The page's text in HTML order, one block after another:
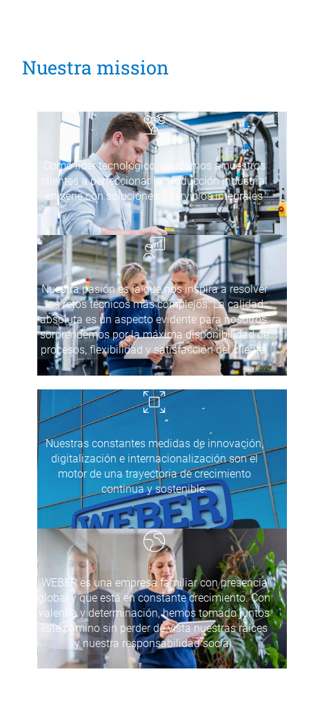
Nuestra mission
Como líder tecnológico, ayudamos a nuestros
clientes a perfeccionar la producción industrial
en serie con soluciones y servicios integrales
Nuestra pasión es la que nos inspira a resolver
los retos técnicos más complejos. La calidad
absoluta es un aspecto evidente para nosotros:
sorprendemos por la máxima disponibilidad de
procesos, flexibilidad y satisfacción del cliente.
Nuestras constantes medidas de innovación,
digitalización e internacionalización son el
motor de una trayectoria de crecimiento
continua y sostenible.
WEBER es una empresa familiar con presencia
global y que está en constante crecimiento. Con
valentía y determinación, hemos tomado juntos
este camino sin perder de vista nuestras raíces
y nuestra responsabilidad social.